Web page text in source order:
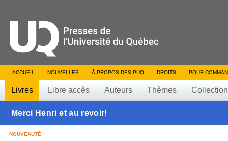
ACCUEIL NOUVELLES À PROPOS DES PUQ DROITS POUR
Livres Libre accès Auteurs Thèmes
Merci Henri et au revoir!
NOUVEAUTÉ